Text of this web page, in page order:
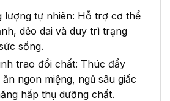
lượng tự nhiên: Hỗ trợ cơ thể
dẻo dai và duy trì trạng
sống.
trao đổi chất: Thúc đẩy
ngon miệng, ngủ sâu giấc
hấp thụ dưỡng chất.